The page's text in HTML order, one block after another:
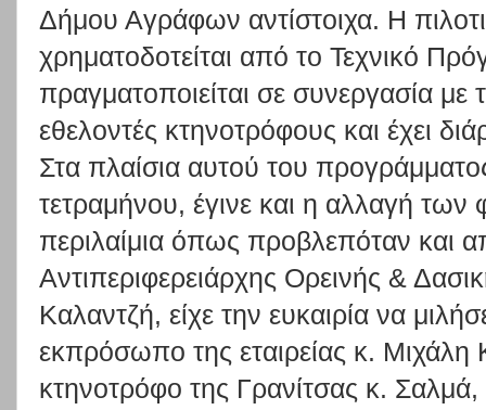
Δήμου Αγράφων αντίστοιχα. Η
χρηματοδοτείται από το Τεχνικό
πραγματοποιείται σε συνεργασία
εθελοντές κτηνοτρόφους και έχει
Στα πλαίσια αυτού του
τετραμήνου, έγινε και η αλλαγή των
περιλαίμια όπως προβλεπόταν και
Αντιπεριφερειάρχης Ορεινής &
Καλαντζή, είχε την ευκαιρία να
εκπρόσωπο της εταιρείας κ.
κτηνοτρόφο της Γρανίτσας κ.